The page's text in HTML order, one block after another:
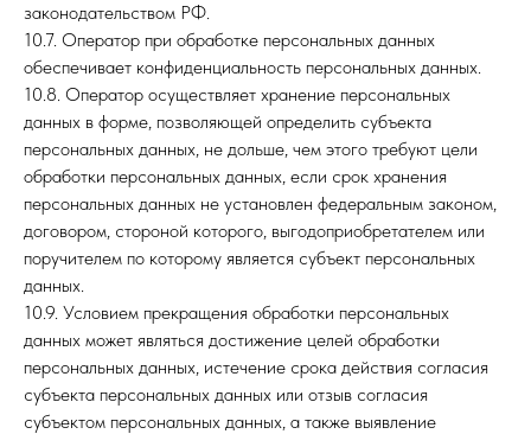
законодательством РФ.
10.7. Оператор при обработке персональных данных
обеспечивает конфиденциальность персональных данных.
10.8. Оператор осуществляет хранение персональных
данных в форме, позволяющей определить субъекта
персональных данных, не дольше, чем этого требуют цели
обработки персональных данных, если срок хранения
персональных данных не установлен федеральным законом,
договором, стороной которого, выгодоприобретателем или
поручителем по которому является субъект персональных
данных.
10.9. Условием прекращения обработки персональных
данных может являться достижение целей обработки
персональных данных, истечение срока действия согласия
субъекта персональных данных или отзыв согласия
субъектом персональных данных, а также выявление